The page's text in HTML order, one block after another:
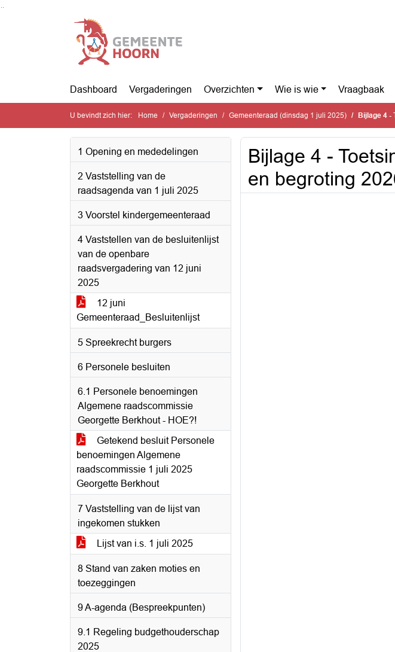
Dashboard Vergaderingen Overzichten Wie is wie Vraagbaak
U bevindt zich hier: Home Vergaderingen Gemeenteraad (dinsdag 1 juli 2025) Bijlage 4 -
1 Opening en mededelingen
2 Vaststelling van de
raadsagenda van 1 juli 2025
3 Voorstel kindergemeenteraad
4 Vaststellen van de besluitenlijst
van de openbare
raadsvergadering van 12 juni
2025
12 juni
Gemeenteraad_Besluitenlijst
5 Spreekrecht burgers
6 Personele besluiten
6.1 Personele benoemingen
Algemene raadscommissie
Georgette Berkhout - HOE?!
Getekend besluit Personele
benoemingen Algemene
raadscommissie 1 juli 2025
Georgette Berkhout
7 Vaststelling van de lijst van
ingekomen stukken
Lijst van i.s. 1 juli 2025
8 Stand van zaken moties en
toezeggingen
9 A-agenda (Bespreekpunten)
9.1 Regeling budgethouderschap
2025
Bijlage 4 -
en begroting